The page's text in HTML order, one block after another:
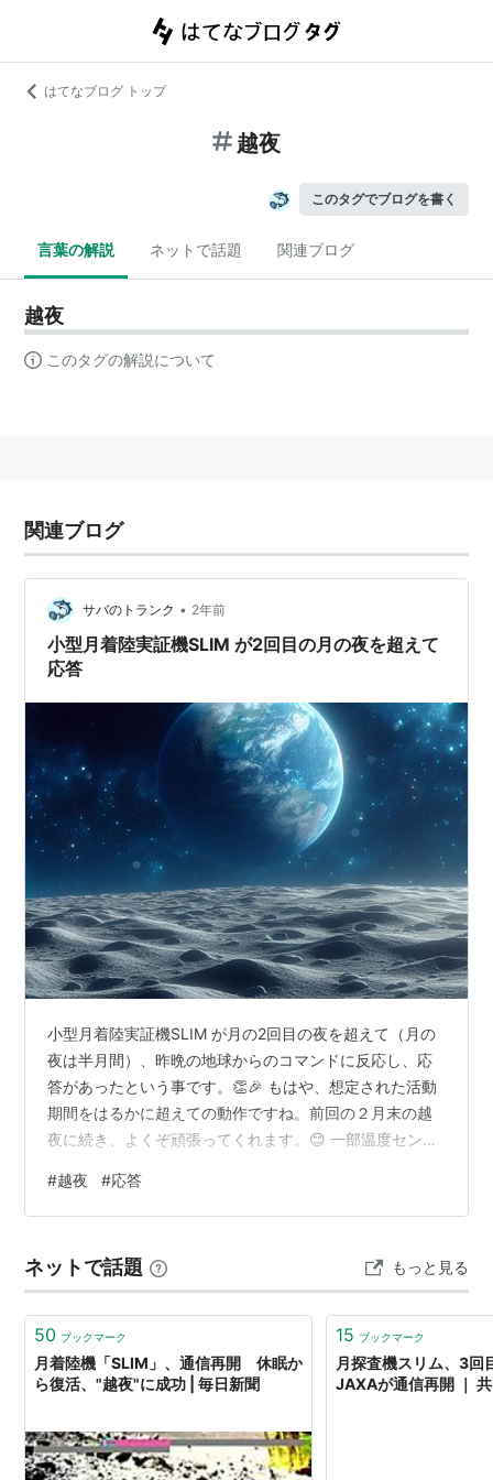
はてなブログ トップ
越夜
このタグでブログを書く
言葉の解説 ネットで話題 関連ブログ
越夜
このタグの解説について
関連ブログ
サバのトランク • 2年前
小型月着陸実証機SLIM が2回目の月の夜を超えて
応答
小型月着陸実証機SLIM が月の2回目の夜を超えて（月の
夜は半月間）、昨晩の地球からのコマンドに反応し、応
答があったという事です。👏🎉 もはや、想定された活動
期間をはるかに超えての動作ですね。前回の２月末の越
夜に続き、よくぞ頑張ってくれます。😊 一部温度センサ
ているという事ですが、主要な機能は大丈夫なようで
す。 写真も１枚送られてきています。
ットで失敗の報道が続いていましたが、こちらはうれし
いニュースでした。 ⬇️（２月末の１回目の越夜の記事は
こちら） sava…
#越夜 #応答
ネットで話題 もっと見る
50 ブックマーク
月着陸機「SLIM」、通信再開 休眠か
ら復活、"越夜"に成功 | 毎日新聞
15 ブックマーク
月探査機スリム、3
JAXAが通信再開 ｜